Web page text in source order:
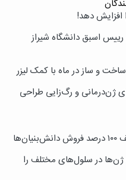
افزایش دهد!
اسبق دانشگاه شیراز
ساخت و ساز در ماه با کمک لیزر
ژن‌درمانی و رگ‌زایی طراحی
ژن‌ها در سلول‌های مختلف را